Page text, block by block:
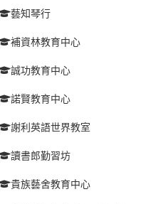
藝知琴行
補資林教育中心
誠功教育中心
諾賢教育中心
謝利英語世界教室
讀書郎勤習坊
貴族藝舍教育中心